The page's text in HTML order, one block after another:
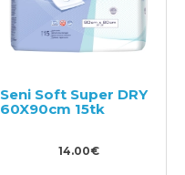
Seni Soft Super DRY
60X90cm 15tk
14.00€